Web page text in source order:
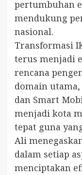
pertumbuhan
mendukung
nasional.
Transformasi
terus menjadi
rencana
domain
dan Smart
menjadi kota
tepat guna
Ali
dalam setiap
menciptakan